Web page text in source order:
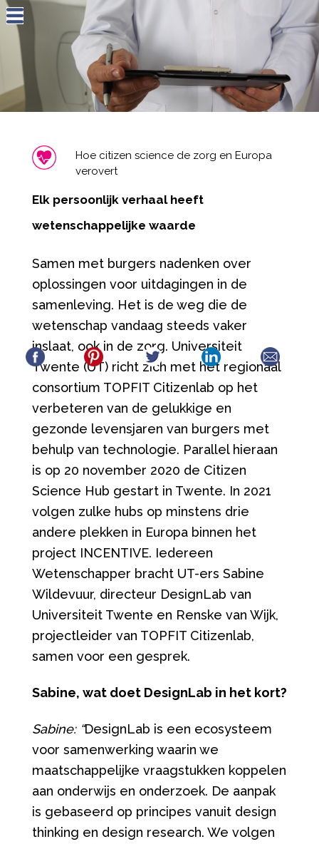
Jump to navigation
Hoe citizen science de zorg en Europa
verovert
Elk persoonlijk verhaal heeft
wetenschappelijke waarde
Samen met burgers nadenken over
oplossingen voor uitdagingen in de
samenleving. Het is de weg die de
wetenschap vandaag steeds vaker
inslaat, ook in de zorg. Universiteit
Twente (UT) richt zich met het regionaal
consortium TOPFIT Citizenlab op het
verbeteren van de gelukkige en
gezonde levensjaren van burgers met
behulp van technologie. Parallel hieraan
is op 20 november 2020 de Citizen
Science Hub gestart in Twente. In 2021
volgen zulke hubs op minstens drie
andere plekken in Europa binnen het
project INCENTIVE. Iedereen
Wetenschapper bracht UT-ers Sabine
Wildevuur, directeur DesignLab van
Universiteit Twente en Renske van Wijk,
projectleider van TOPFIT Citizenlab,
samen voor een gesprek.
Sabine, wat doet DesignLab in het kort?
Sabine: “DesignLab is een ecosysteem
voor samenwerking waarin we
maatschappelijke vraagstukken koppelen
aan onderwijs en onderzoek. De aanpak
is gebaseerd op principes vanuit design
thinking en design research. We volgen